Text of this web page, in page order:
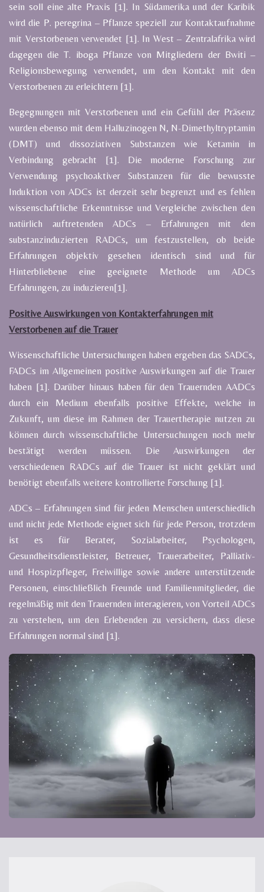
sein soll eine alte Praxis [1]. In Südamerika und der Karibik
wird die P. peregrina – Pflanze speziell zur Kontaktaufnahme
mit Verstorbenen verwendet [1]. In West – Zentralafrika wird
dagegen die T. iboga Pflanze von Mitgliedern der Bwiti –
Religionsbewegung verwendet, um den Kontakt mit den
Verstorbenen zu erleichtern [1].
Begegnungen mit Verstorbenen und ein Gefühl der Präsenz
wurden ebenso mit dem Halluzinogen N, N-Dimethyltryptamin
(DMT) und dissoziativen Substanzen wie Ketamin in
Verbindung gebracht [1]. Die moderne Forschung zur
Verwendung psychoaktiver Substanzen für die bewusste
Induktion von ADCs ist derzeit sehr begrenzt und es fehlen
wissenschaftliche Erkenntnisse und Vergleiche zwischen den
natürlich auftretenden ADCs – Erfahrungen mit den
substanzinduzierten RADCs, um festzustellen, ob beide
Erfahrungen objektiv gesehen identisch sind und für
Hinterbliebene eine geeignete Methode um ADCs
Erfahrungen, zu induzieren[1].
Positive Auswirkungen von Kontakterfahrungen mit
Verstorbenen auf die Trauer
Wissenschaftliche Untersuchungen haben ergeben das SADCs,
FADCs im Allgemeinen positive Auswirkungen auf die Trauer
haben [1]. Darüber hinaus haben für den Trauernden AADCs
durch ein Medium ebenfalls positive Effekte, welche in
Zukunft, um diese im Rahmen der Trauertherapie nutzen zu
können durch wissenschaftliche Untersuchungen noch mehr
bestätigt werden müssen. Die Auswirkungen der
verschiedenen RADCs auf die Trauer ist nicht geklärt und
benötigt ebenfalls weitere kontrollierte Forschung [1].
ADCs – Erfahrungen sind für jeden Menschen unterschiedlich
und nicht jede Methode eignet sich für jede Person, trotzdem
ist es für Berater, Sozialarbeiter, Psychologen,
Gesundheitsdienstleister, Betreuer, Trauerarbeiter, Palliativ-
und Hospizpfleger, Freiwillige sowie andere unterstützende
Personen, einschließlich Freunde und Familienmitglieder, die
regelmäßig mit den Trauernden interagieren, von Vorteil ADCs
zu verstehen, um den Erlebenden zu versichern, dass diese
Erfahrungen normal sind [1].